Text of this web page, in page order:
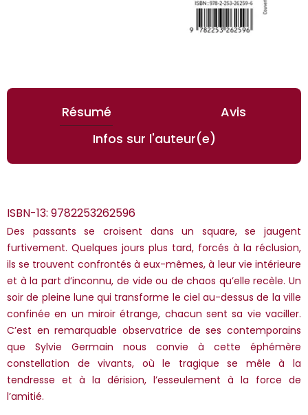
Résumé
Avis
Infos sur l'auteur(e)
ISBN-13: 9782253262596
Des passants se croisent dans un square, se jaugent
furtivement. Quelques jours plus tard, forcés à la réclusion,
ils se trouvent confrontés à eux-mêmes, à leur vie intérieure
et à la part d’inconnu, de vide ou de chaos qu’elle recèle. Un
soir de pleine lune qui transforme le ciel au-dessus de la ville
confinée en un miroir étrange, chacun sent sa vie vaciller.
C’est en remarquable observatrice de ses contemporains
que Sylvie Germain nous convie à cette éphémère
constellation de vivants, où le tragique se mêle à la
tendresse et à la dérision, l’esseulement à la force de
l’amitié.
*Guests cannot publish reviews